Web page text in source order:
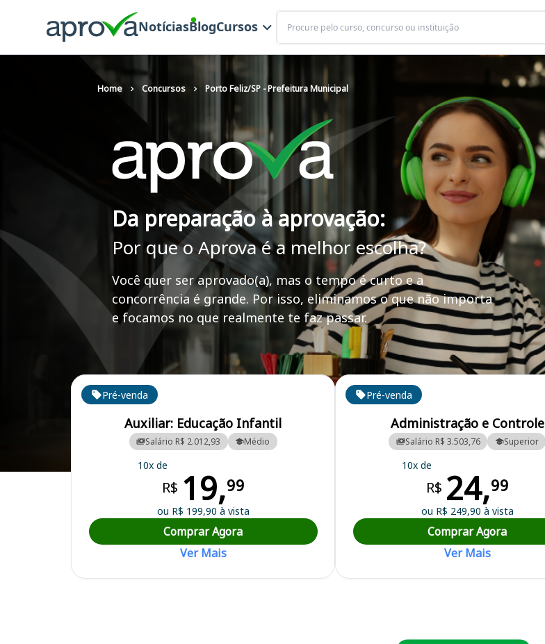
NotíciasBlogCursos
Buscar
Home Concursos Porto Feliz/SP - Prefeitura Municipal
Da preparação à aprovação:
Por que o Aprova é a melhor escolha?
Você quer ser aprovado(a), mas o tempo é curto e a
concorrência é grande. Por isso, eliminamos o que não importa
e focamos no que realmente te faz passar.
Curso Preparatório para o Concurso Porto Feliz/SP - Prefeitura Municipal
Cursos em destaque para passar no concurso
Pré-venda
Auxiliar: Educação Infantil
Salário R$ 2.012,93 Médio
10x de
R$ 19,99
ou R$ 199,90 à vista
Comprar Agora
Ver Mais
Pré-venda
Administração e Controle
Salário R$ 3.503,76 Superior
10x de
R$ 24,99
ou R$ 249,90 à vista
Comprar Agora
Ver Mais